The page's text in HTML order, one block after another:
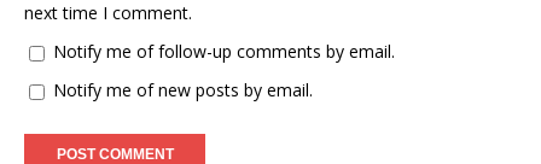
next time I comment.
Notify me of follow-up comments by email.
Notify me of new posts by email.